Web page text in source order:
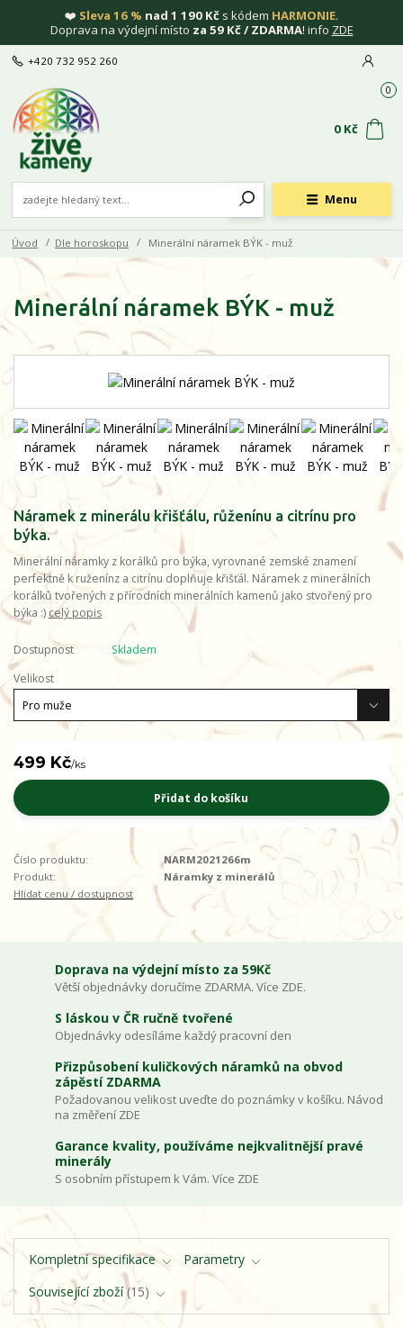
❤️ Sleva 16 % nad 1 190 Kč s kódem HARMONIE.
Doprava na výdejní místo za 59 Kč / ZDARMA! info ZDE
Menu
+420 732 952 260
0
0 Kč
Úvod Dle horoskopu Minerální náramek BÝK - muž
Minerální náramek BÝK - muž
Náramek z minerálu křišťálu, růženínu a citrínu pro
býka.
Minerální náramky z korálků pro býka, vyrovnané zemské znamení
perfektně k ruženínz a citrínu doplňuje křišťál. Náramek z minerálních
korálků tvořených z přírodních minerálních kamenů jako stvořený pro
býka :) celý popis
Dostupnost
Skladem
Velikost
499 Kč/ks
Přidat do košíku
Číslo produktu:
NARM2021266m
Produkt:
Náramky z minerálů
Hlídat cenu / dostupnost
Doprava na výdejní místo za 59Kč
Větší objednávky doručíme ZDARMA. Více ZDE.
S láskou v ČR ručně tvořené
Objednávky odesíláme každý pracovní den
Přizpůsobení kuličkových náramků na obvod
zápěstí ZDARMA
Požadovanou velikost uveďte do poznámky v košíku. Návod
na změření ZDE
Garance kvality, používáme nejkvalitnější pravé
minerály
S osobním přístupem k Vám. Více ZDE
Kompletní specifikace
Parametry
Související zboží 15